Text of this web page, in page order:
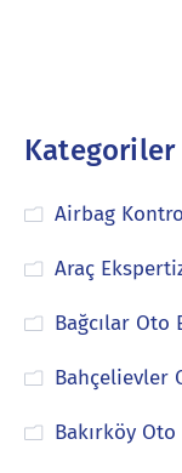
Kategoriler
Airbag
Araç
Bağcılar Oto
Bahçelievler
Bakırköy